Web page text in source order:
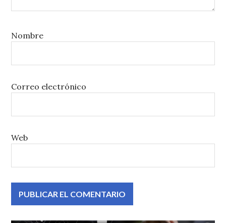
Nombre
Correo electrónico
Web